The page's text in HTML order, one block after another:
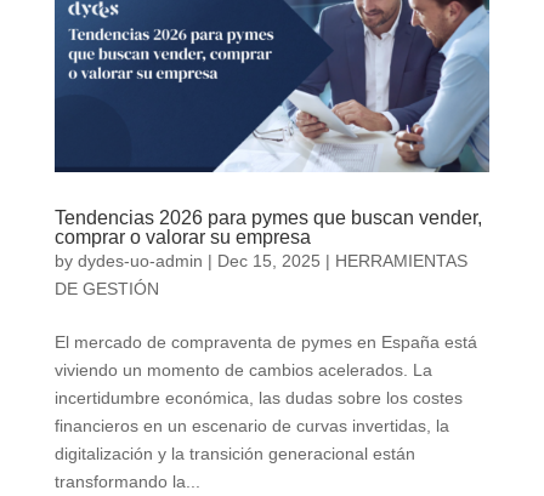
Tendencias 2026 para pymes que buscan vender,
comprar o valorar su empresa
by dydes-uo-admin | Dec 15, 2025 | HERRAMIENTAS
DE GESTIÓN
El mercado de compraventa de pymes en España está
viviendo un momento de cambios acelerados. La
incertidumbre económica, las dudas sobre los costes
financieros en un escenario de curvas invertidas, la
digitalización y la transición generacional están
transformando la...